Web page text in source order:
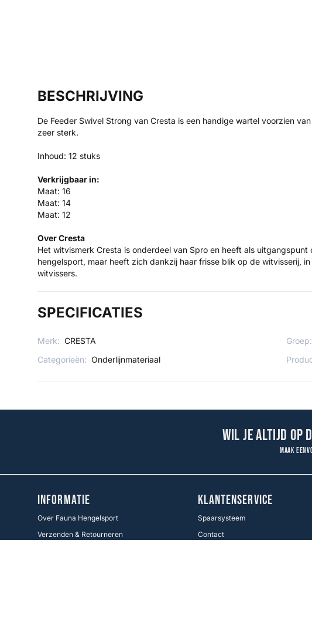
BESCHRIJVING
De Feeder Swivel Strong van Cresta is een handige wartel voorzien
zeer sterk.
Inhoud: 12 stuks
Verkrijgbaar in:
Maat: 16
Maat: 14
Maat: 12
Over Cresta
Het witvismerk Cresta is onderdeel van Spro en heeft als
hengelsport, maar heeft zich dankzij haar frisse blik op de witvisserij,
witvissers.
SPECIFICATIES
Merk: CRESTA Groep:
Categorieën: Onderlijnmateriaal
Wil je altijd op
Maak
INFORMATIE
Over Fauna Hengelsport
Verzenden & Retourneren
KLANTENSERVICE
Spaarsysteem
Contact